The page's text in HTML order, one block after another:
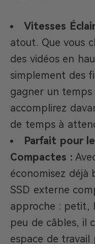
Vitesses
atout. Que vous
des vidéos en
simplement des
gagner un temps
accomplirez
de temps à
Parfait pour
Compactes :
économisez déjà
SSD externe
approche : petit,
peu de câbles, il
espace de travail